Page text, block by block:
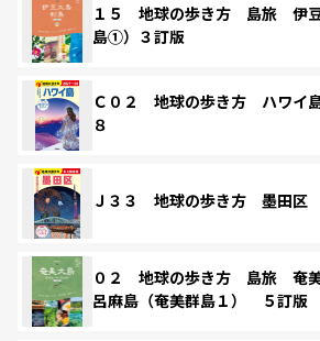
１５ 地球の歩き方 島旅 伊
島①）３訂版
Ｃ０２ 地球の歩き方 ハワイ
８
Ｊ３３ 地球の歩き方 墨田区
０２ 地球の歩き方 島旅 奄
呂麻島（奄美群島１） ５訂版